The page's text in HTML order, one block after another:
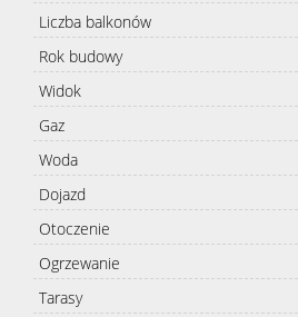
Liczba balkonów
Rok budowy
Widok
Gaz
Woda
Dojazd
Otoczenie
Ogrzewanie
Tarasy